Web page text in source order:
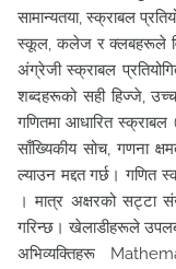
सामान्यतया, स्क्राबल
स्कूल, कलेज र क्लबहरूले
अंग्रेजी स्क्राबल
शब्दहरूको सही हिज्जे,
गणितमा आधारित स्क्राबल
साँख्यिकीय सोच, गणना
ल्याउन मद्दत गर्छ। गणित
। मात्र अक्षरको सट्टा
गरिन्छ। खेलाडीहरूले
अभिव्यक्तिहरू